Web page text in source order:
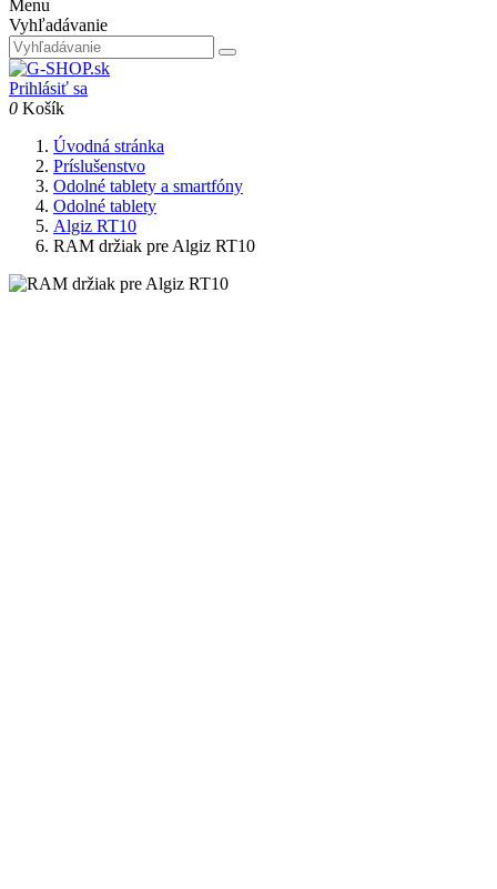
Menu
Vyhľadávanie
Prihlásiť sa
0 Košík
Úvodná stránka
Príslušenstvo
Odolné tablety a smartfóny
Odolné tablety
Algiz RT10
RAM držiak pre Algiz RT10